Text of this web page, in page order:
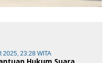
2025, 23:28 WITA